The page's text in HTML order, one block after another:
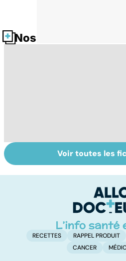
Nos fiches santé
Intoxications
alimentaires :
Voir toutes les
RECETTES RAPPEL PRODUIT
CANCER